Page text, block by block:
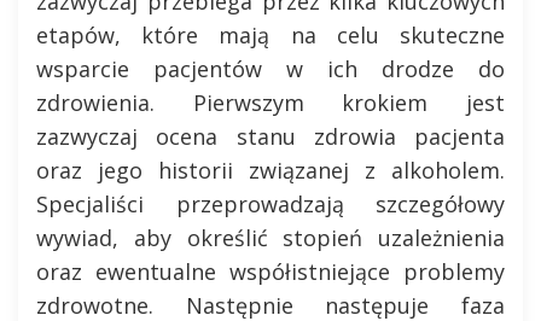
etapów, które mają na celu skuteczne
wsparcie pacjentów w ich drodze do
zdrowienia. Pierwszym krokiem jest
zazwyczaj ocena stanu zdrowia pacjenta
oraz jego historii związanej z alkoholem.
Specjaliści przeprowadzają szczegółowy
wywiad, aby określić stopień uzależnienia
oraz ewentualne współistniejące problemy
zdrowotne. Następnie następuje faza